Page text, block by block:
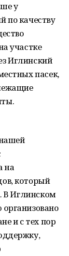
у
по качеству
участке
Иглинский
пасек,
на
который
В Иглинском
и с тех пор